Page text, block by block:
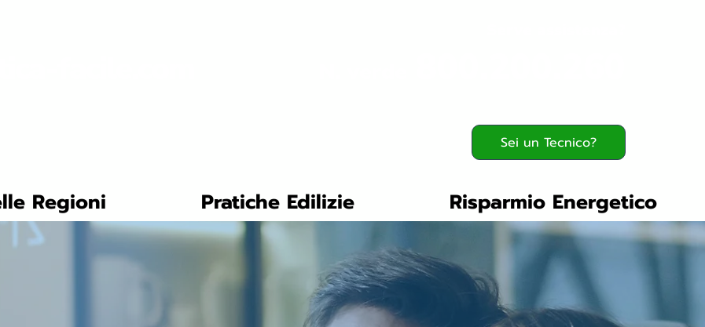
Sei un Tecnico?
Regioni Pratiche Edilizie Risparmio Energetico